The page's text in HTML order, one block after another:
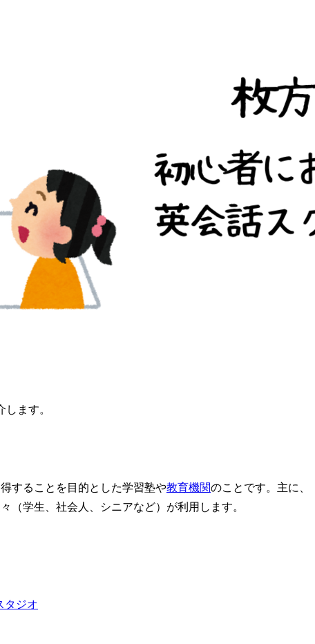
ます。
することを目的とした学習塾や教育機関のことです。主に、
（学生、社会人、シニアなど）が利用します。
タジオ